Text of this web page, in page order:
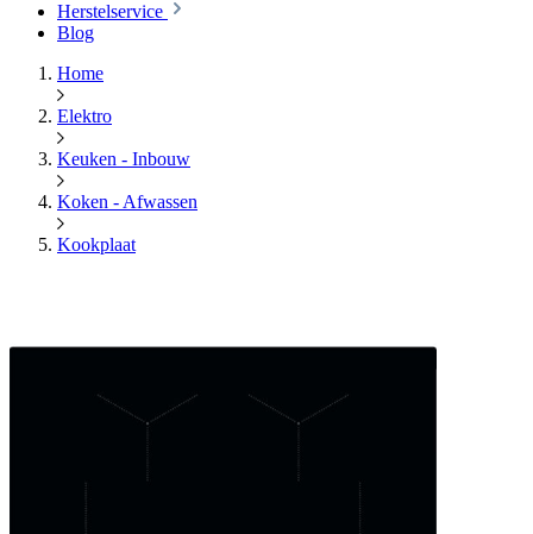
Herstelservice
Blog
Home
Elektro
Keuken - Inbouw
Koken - Afwassen
Kookplaat